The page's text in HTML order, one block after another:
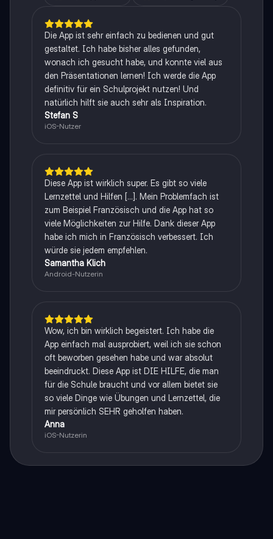
Die App ist sehr einfach zu bedienen und gut
gestaltet. Ich habe bisher alles gefunden,
wonach ich gesucht habe, und konnte viel aus
den Präsentationen lernen! Ich werde die App
definitiv für ein Schulprojekt nutzen! Und
natürlich hilft sie auch sehr als Inspiration.
Stefan S
iOS-Nutzer
Diese App ist wirklich super. Es gibt so viele
Lernzettel und Hilfen [...]. Mein Problemfach ist
zum Beispiel Französisch und die App hat so
viele Möglichkeiten zur Hilfe. Dank dieser App
habe ich mich in Französisch verbessert. Ich
würde sie jedem empfehlen.
Samantha Klich
Android-Nutzerin
Wow, ich bin wirklich begeistert. Ich habe die
App einfach mal ausprobiert, weil ich sie schon
oft beworben gesehen habe und war absolut
beeindruckt. Diese App ist DIE HILFE, die man
für die Schule braucht und vor allem bietet sie
so viele Dinge wie Übungen und Lernzettel, die
mir persönlich SEHR geholfen haben.
Anna
iOS-Nutzerin